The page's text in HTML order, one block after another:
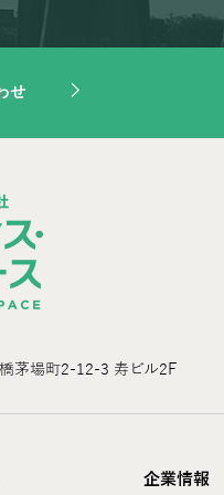
せ
茅場町2-12-3 寿ビル2F
企業情報